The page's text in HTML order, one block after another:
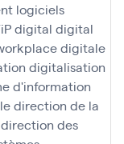
logiciels
digital digital
digitale
digitalisation
d'information
direction de la
direction des